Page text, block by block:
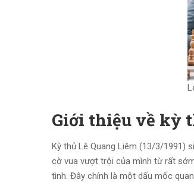
Giới thiệu về kỳ
Kỳ thủ Lê Quang Liêm (13/3/1991)
cờ vua vượt trội của mình từ rất
tình. Đây chính là một dấu mốc